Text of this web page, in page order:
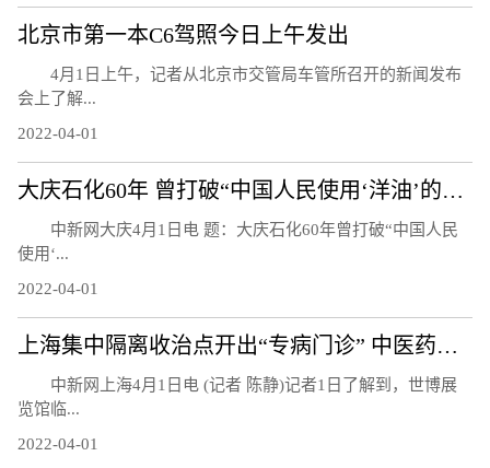
北京市第一本C6驾照今日上午发出
4月1日上午，记者从北京市交管局车管所召开的新闻发布
会上了解...
2022-04-01
大庆石化60年 曾打破“中国人民使用‘洋油’的时代”
中新网大庆4月1日电 题：大庆石化60年曾打破“中国人民
使用‘...
2022-04-01
上海集中隔离收治点开出“专病门诊” 中医药技术方法融入救治
中新网上海4月1日电 (记者 陈静)记者1日了解到，世博展
览馆临...
2022-04-01